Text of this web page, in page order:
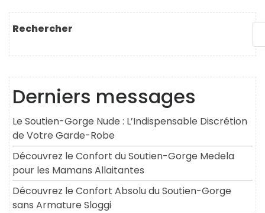
Rechercher
Derniers messages
Le Soutien-Gorge Nude : L’Indispensable Discrétion
de Votre Garde-Robe
Découvrez le Confort du Soutien-Gorge Medela
pour les Mamans Allaitantes
Découvrez le Confort Absolu du Soutien-Gorge
sans Armature Sloggi